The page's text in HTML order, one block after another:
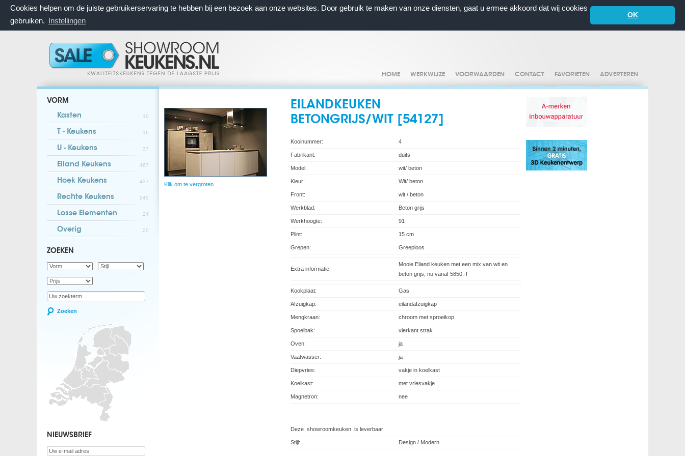
Cookies helpen om de juiste gebruikerservaring te hebben bij een bezoek aan onze websites. Door gebruik te maken van onze diensten, gaat u ermee akkoord dat wij cookies
gebruiken. Instellingen
OK
HOME WERKWIJZE VOORWAARDEN CONTACT FAVORIETEN ADVERTEREN
VORM
Kasten 10
T - Keukens 16
U - Keukens 37
Eiland Keukens 467
Hoek Keukens 437
Rechte Keukens 242
Losse Elementen 24
Overig 20
ZOEKEN
Zoeken
NIEUWSBRIEF
Klik om te vergroten.
EILANDKEUKEN
BETONGRIJS/WIT [54127]
Kooinummer: 4
Fabrikant: duits
Model: wit/ beton
Kleur: Wit/ beton
Front: wit / beton
Werkblad: Beton grijs
Werkhoogte: 91
Plint: 15 cm
Grepen: Greeploos
Extra informatie:
Mooie Eiland keuken met een mix van wit en
beton grijs, nu vanaf 5850,-!
Kookplaat: Gas
Afzuigkap: eilandafzuigkap
Mengkraan: chroom met sproeikop
Spoelbak: vierkant strak
Oven: ja
Vaatwasser: ja
Diepvries: vakje in koelkast
Koelkast: met vriesvakje
Magnetron: nee
Deze showroomkeuken is leverbaar
Stijl: Design / Modern